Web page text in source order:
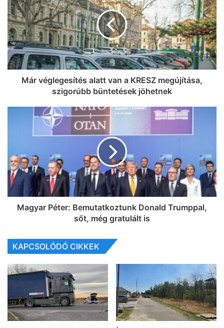
Már véglegesítés alatt van a KRESZ megújítása,
szigorúbb büntetések jöhetnek
Magyar Péter: Bemutatkoztunk Donald Trumppal,
sőt, még gratulált is
KAPCSOLÓDÓ CIKKEK